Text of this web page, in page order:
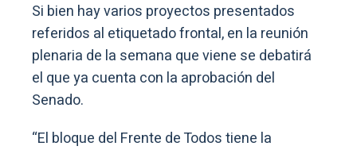
Si bien hay varios proyectos presentados
referidos al etiquetado frontal, en la reunión
plenaria de la semana que viene se debatirá
el que ya cuenta con la aprobación del
Senado.
“El bloque del Frente de Todos tiene la